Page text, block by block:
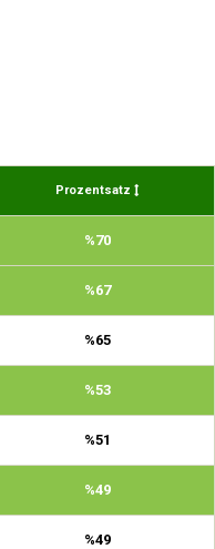
Prozentsatz
%70
%67
%65
%53
%51
%49
%49